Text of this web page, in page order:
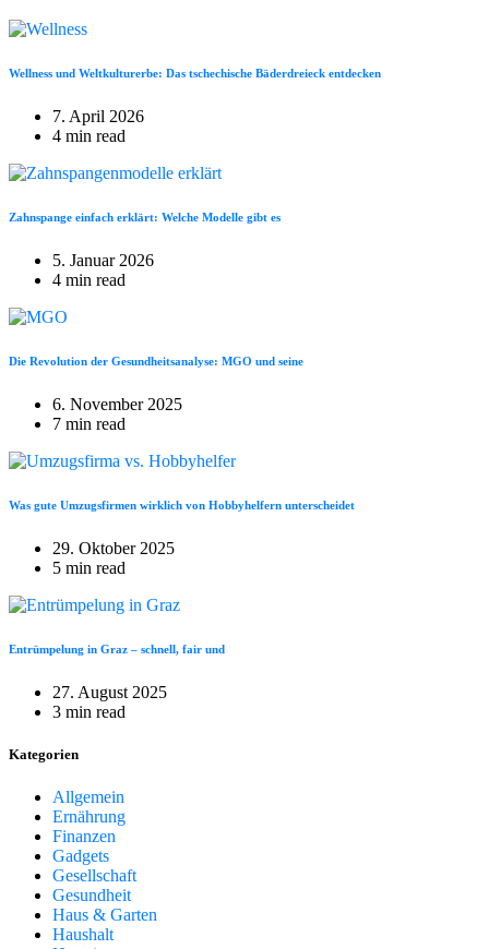
Wellness und Weltkulturerbe: Das tschechische Bäderdreieck entdecken
7. April 2026
4 min read
Zahnspange einfach erklärt: Welche Modelle gibt es
5. Januar 2026
4 min read
Die Revolution der Gesundheitsanalyse: MGO und seine
6. November 2025
7 min read
Was gute Umzugsfirmen wirklich von Hobbyhelfern unterscheidet
29. Oktober 2025
5 min read
Entrümpelung in Graz – schnell, fair und
27. August 2025
3 min read
Kategorien
Allgemein
Ernährung
Finanzen
Gadgets
Gesellschaft
Gesundheit
Haus & Garten
Haushalt